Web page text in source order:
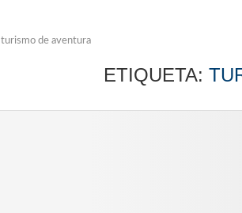
turismo de aventura
ETIQUETA: